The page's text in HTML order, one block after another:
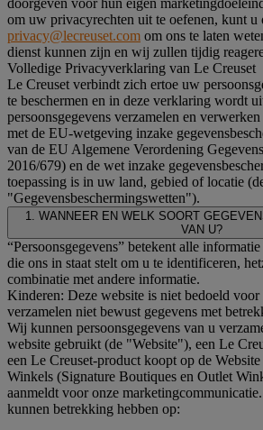
om uw privacyrechten uit te oefenen, kunt u
privacy@lecreuset.com om ons te laten
dienst kunnen zijn en wij zullen tijdig
Volledige Privacyverklaring van Le Creuset
Le Creuset verbindt zich ertoe uw
te beschermen en in deze verklaring wordt
persoonsgegevens verzamelen en
met de EU-wetgeving inzake
van de EU Algemene Verordening
2016/679) en de wet inzake
toepassing is in uw land, gebied of locatie
"Gegevensbeschermingswetten").
1. WANNEER EN WELK SOORT
VAN U?
“Persoonsgegevens” betekent alle
die ons in staat stelt om u te identificeren,
combinatie met andere informatie.
Kinderen: Deze website is niet bedoeld
verzamelen niet bewust gegevens met
Wij kunnen persoonsgegevens van u
website gebruikt (de "Website"), een Le
een Le Creuset-product koopt op de
Winkels (Signature Boutiques en Outlet
aanmeldt voor onze
kunnen betrekking hebben op: